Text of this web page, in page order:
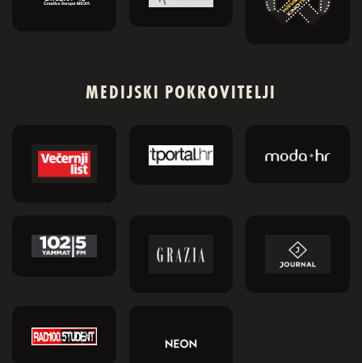
MEDIJSKI POKROVITELJI